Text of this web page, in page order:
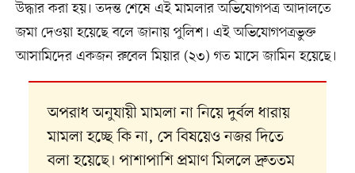
উদ্ধার করা হয়। তদন্ত শেষে এই মামলার অভিযোগপত্র আদালতে
জমা দেওয়া হয়েছে বলে জানায় পুলিশ। এই অভিযোগপত্রভুক্ত
আসামিদের একজন রুবেল মিয়ার (২৩) গত মাসে জামিন হয়েছে।
অপরাধ অনুযায়ী মামলা না নিয়ে দুর্বল ধারায়
মামলা হচ্ছে কি না, সে বিষয়েও নজর দিতে
বলা হয়েছে। পাশাপাশি প্রমাণ মিললে দ্রুততম